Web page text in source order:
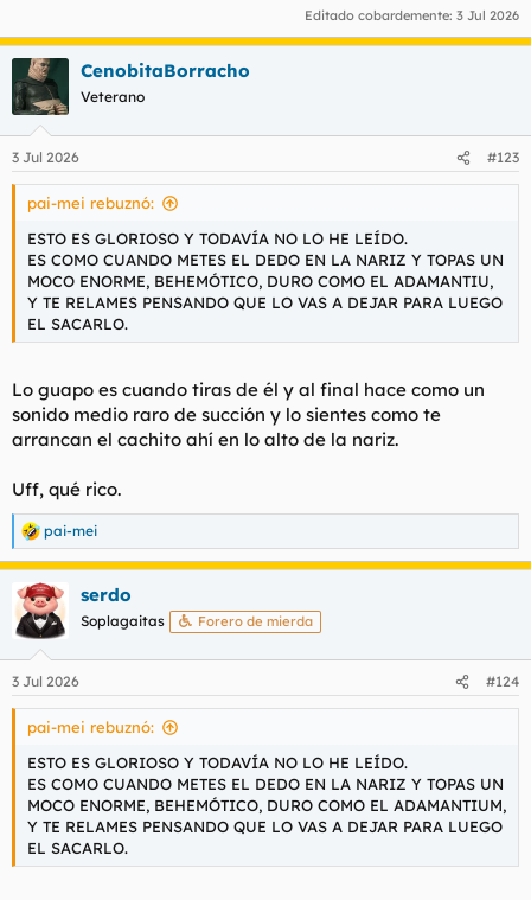
Editado cobardemente: 3 Jul 2026
CenobitaBorracho
Veterano
3 Jul 2026 #123
pai-mei rebuznó:
ESTO ES GLORIOSO Y TODAVÍA NO LO HE LEÍDO.
ES COMO CUANDO METES EL DEDO EN LA NARIZ Y TOPAS UN
MOCO ENORME, BEHEMÓTICO, DURO COMO EL ADAMANTIU,
Y TE RELAMES PENSANDO QUE LO VAS A DEJAR PARA LUEGO
EL SACARLO.
Lo guapo es cuando tiras de él y al final hace como un
sonido medio raro de succión y lo sientes como te
arrancan el cachito ahí en lo alto de la nariz.
Uff, qué rico.
R
e
a
c
c
i
e
s
pai-mei
serdo
Soplagaitas Forero de mierda
3 Jul 2026 #124
pai-mei rebuznó:
ESTO ES GLORIOSO Y TODAVÍA NO LO HE LEÍDO.
ES COMO CUANDO METES EL DEDO EN LA NARIZ Y TOPAS UN
MOCO ENORME, BEHEMÓTICO, DURO COMO EL ADAMANTIUM,
Y TE RELAMES PENSANDO QUE LO VAS A DEJAR PARA LUEGO
EL SACARLO.